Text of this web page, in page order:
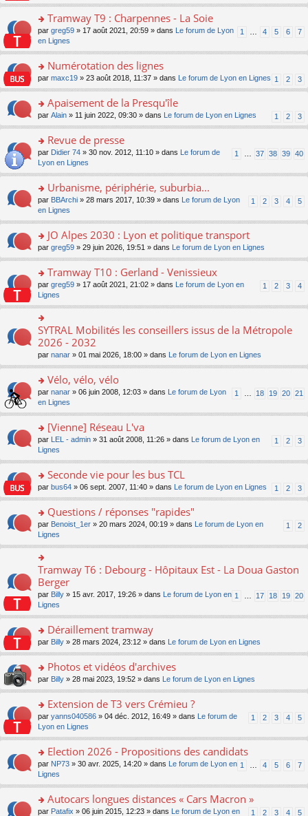
c
e
nt
lu
le
u
c
e
nt
n
o
n
lu
le
u
ré
c
e
e
s
s
a
n
o
n
lu
pl
s
ré
e
s
er
le
m
e
s
s
e
n
o
n
le
pl
s
ré
c
e
o
n
s
er
le
m
e
s
g
e
n
o
n
le
s
ré
c
nt
Tramway T9 : Charpennes - La Soie
1 4 5 6 7
par greg59 » 17 août 2021, 20:59 » dans
Le forum de Lyon
en Lignes
o
n
ult
er
le
m
e
s
g
e
n
o
n
le
u
s
ré
c
e
nt
Numérotation des lignes
1 2 3
par maxc19 » 23 août 2018, 11:37 » dans Le forum de Lyon en Lignes
o
n
ult
er
le
m
e
s
s
e
n
o
n
le
s
ré
c
e
Apaisement de la Presqu'île
1 2 3
par Alain » 11 juin 2022, 09:30 » dans Le forum de Lyon en Lignes
o
s
er
le
m
e
s
s
e
n
o
n
lu
le
pl
u
s
ré
c
e
nt
Revue de presse
1 37 38 39 40
par Didier 74 » 30 nov. 2012, 11:10 » dans
Le forum de
Lyon en Lignes
o
n
s
er
le
m
e
s
s
g
n
o
n
lu
pl
u
s
ré
c
e
nt
Urbanisme, périphérie, suburbia...
1 2 3 4 5
par BBArchi » 28 mars 2017, 10:39 » dans
Le forum de Lyon
en Lignes
o
n
ult
er
le
m
e
s
s
g
n
o
n
lu
pl
u
s
ré
c
e
JO Alpes 2030 : Lyon et politique transport
par greg59 » 29 juin 2026, 19:51 » dans Le forum de Lyon en Lignes
o
s
ult
er
le
m
e
s
s
g
o
n
lu
le
u
s
ré
c
e
nt
Tramway T10 : Gerland - Venissieux
1 2 3 4
par greg59 » 17 août 2021, 21:02 » dans
Le forum de Lyon en
Lignes
o
n
ult
er
le
m
e
s
a
g
e
n
o
n
pl
u
s
ré
c
e
nt
SYTRAL Mobilités les conseillers issus de la Métropole
2026 - 2032
par nanar » 01 mai 2026, 18:00 » dans Le forum de Lyon en Lignes
o
n
s
er
le
m
e
s
s
e
n
o
n
lu
le
pl
u
s
ré
c
e
nt
Vélo, vélo, vélo
1 18 19 20 21
par nanar » 06 juin 2008, 12:03 » dans
Le forum de Lyon
en Lignes
o
s
er
le
m
e
s
s
g
n
o
n
lu
le
u
s
ré
c
e
[Vienne] Réseau L'va
1 2 3
par LEL - admin » 31 août 2008, 11:26 » dans
Le forum de Lyon en
Lignes
o
n
ult
er
le
m
e
s
g
o
n
lu
pl
u
s
ré
c
e
Seconde vie pour les bus TCL
1 2 3
par bus64 » 06 sept. 2007, 11:40 » dans Le forum de Lyon en Lignes
o
s
ult
er
le
m
e
s
s
a
e
o
n
lu
pl
u
s
ré
c
e
nt
Questions / réponses "rapides"
1 2
par Benoist_1er » 20 mars 2024, 00:19 » dans
Le forum de Lyon en
Lignes
o
n
ult
er
le
m
e
s
a
g
e
n
o
n
pl
u
s
ré
c
Tramway T6 : Debourg - Hôpitaux Est - La Doua Gaston
Berger
1 17 18 19 20
par Billy » 15 avr. 2017, 19:26 » dans
Le forum de Lyon en
Lignes
o
n
ult
er
le
m
e
s
g
e
n
o
n
Déraillement tramway
par Billy » 28 mars 2024, 23:12 » dans Le forum de Lyon en Lignes
o
n
ult
er
le
m
e
s
s
e
n
Photos et vidéos d'archives
par Billy » 28 mai 2023, 19:52 » dans Le forum de Lyon en Lignes
o
s
er
le
m
e
s
s
Extension de T3 vers Crémieu ?
1 2 3 4 5
par yanns040586 » 04 déc. 2012, 16:49 » dans
Le forum de
Lyon en Lignes
o
s
er
Election 2026 - Propositions des candidats
1 4 5 6 7
par NP73 » 30 avr. 2025, 14:20 » dans
Le forum de Lyon en
Lignes
o
Autocars longues distances « Cars Macron »
1 2 3 4 5
par Patafix » 06 juin 2015, 12:23 » dans
Le forum de Lyon en